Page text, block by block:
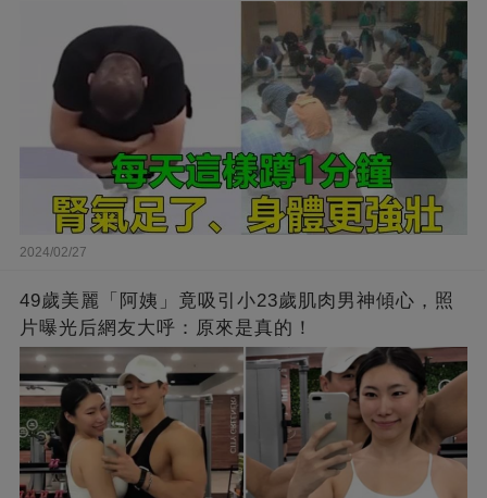
2024/02/27
49歲美麗「阿姨」竟吸引小23歲肌肉男神傾心，照
片曝光后網友大呼：原來是真的！